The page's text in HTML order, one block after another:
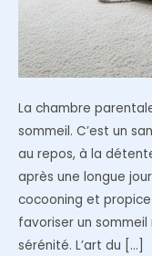
La chambre
sommeil. C’est un
au repos, à la
après une longue
cocooning et
favoriser un
sérénité. L’art du […]